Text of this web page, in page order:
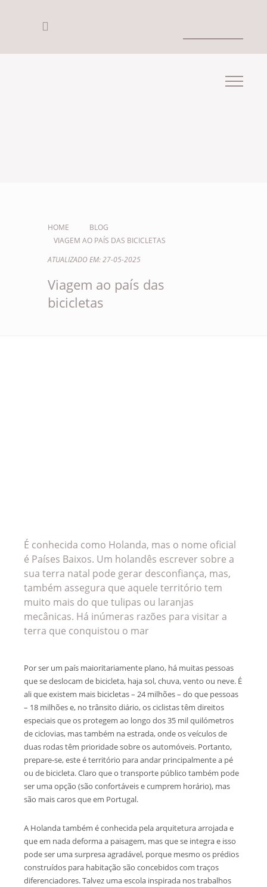
HOME
BLOG
VIAGEM AO PAÍS DAS BICICLETAS
ATUALIZADO EM: 27-05-2025
Viagem ao país das
bicicletas
É conhecida como Holanda, mas o nome oficial
é Países Baixos. Um holandês escrever sobre a
sua terra natal pode gerar desconfiança, mas,
também assegura que aquele território tem
muito mais do que tulipas ou laranjas
mecânicas. Há inúmeras razões para visitar a
terra que conquistou o mar
Por ser um país maioritariamente plano, há muitas pessoas
que se deslocam de bicicleta, haja sol, chuva, vento ou neve. É
ali que existem mais bicicletas – 24 milhões – do que pessoas
– 18 milhões e, no trânsito diário, os ciclistas têm direitos
especiais que os protegem ao longo dos 35 mil quilómetros
de ciclovias, mas também na estrada, onde os veículos de
duas rodas têm prioridade sobre os automóveis. Portanto,
prepare-se, este é território para andar principalmente a pé
ou de bicicleta. Claro que o transporte público também pode
ser uma opção (são confortáveis e cumprem horário), mas
são mais caros que em Portugal.
A Holanda também é conhecida pela arquitetura arrojada e
que em nada deforma a paisagem, mas que se integra e isso
pode ser uma surpresa agradável, porque mesmo os prédios
construídos para habitação são concebidos com traços
diferenciadores. Talvez uma escola inspirada nos trabalhos